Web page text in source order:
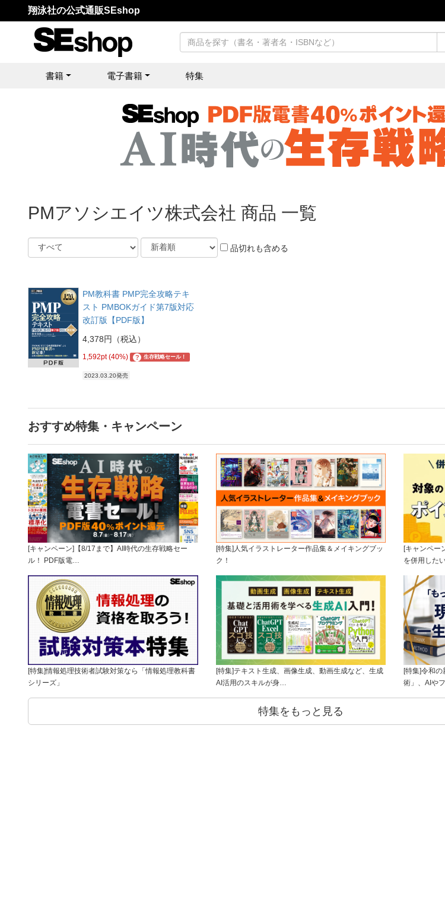
翔泳社の公式通販SEshop
書籍 電子書籍 特集
PMアソシエイツ株式会社 商品 一覧
品切れも含める
PM教科書 PMP完全攻略テキ
スト PMBOKガイド第7版対応
改訂版【PDF版】
4,378円（税込）
1,592pt (40%) ? 生存戦略セール！
2023.03.20発売
おすすめ特集・キャンペーン
[キャンペーン]【8/17まで】AI時代の生存戦略セー
ル！ PDF版電…
[特集]人気イラストレーター作品集＆メイキングブッ
ク！
[キャンペー
を併用した
[特集]情報処理技術者試験対策なら「情報処理教科書
シリーズ」
[特集]テキスト生成、画像生成、動画生成など、生成
AI活用のスキルが身…
[特集]令和
術」、AIや
特集をもっと見る